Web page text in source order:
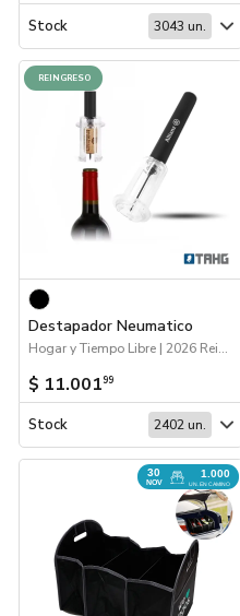
Stock 3043 un.
REINGRESO
Destapador Neumatico
Hogar y Tiempo Libre | 2026 Reingresos
$ 11.00199
Stock 2402 un.
30
NOV
1.000
UN. EN CAMINO